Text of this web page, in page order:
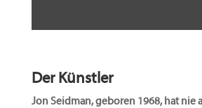
Der Künstler
Jon Seidman, geboren 1968, hat nie